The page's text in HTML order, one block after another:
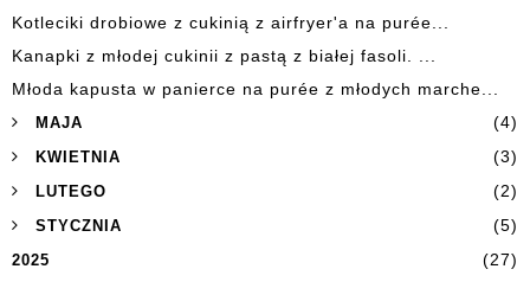
Kotleciki drobiowe z cukinią z airfryer'a na purée...
Kanapki z młodej cukinii z pastą z białej fasoli. ...
Młoda kapusta w panierce na purée z młodych marche...
MAJA (4)
KWIETNIA (3)
LUTEGO (2)
STYCZNIA (5)
2025 (27)